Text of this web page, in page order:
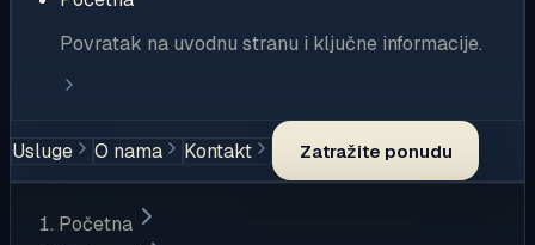
Povratak na uvodnu stranu i ključne informacije.
Usluge O nama Kontakt Zatražite ponudu
Početna